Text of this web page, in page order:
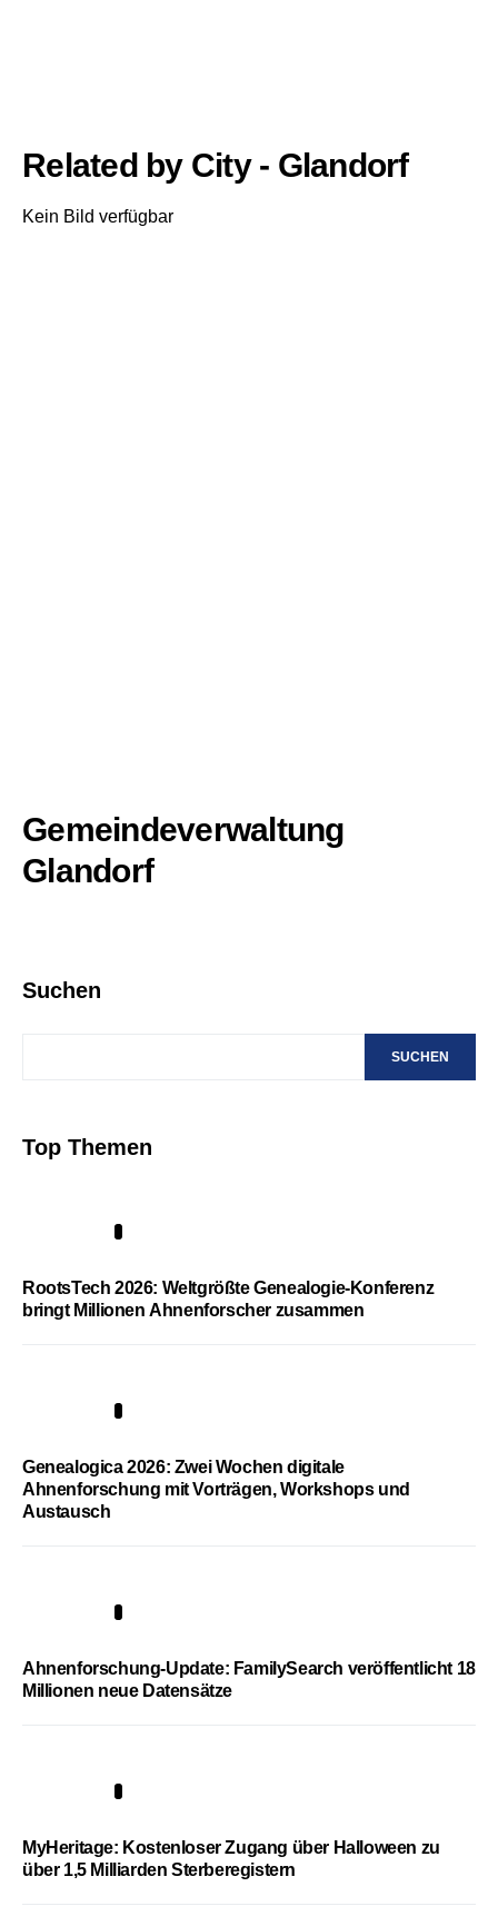
Related by City - Glandorf
Kein Bild verfügbar
Gemeindeverwaltung
Glandorf
Suchen
SUCHEN
Top Themen
RootsTech 2026: Weltgrößte Genealogie-Konferenz
bringt Millionen Ahnenforscher zusammen
Genealogica 2026: Zwei Wochen digitale
Ahnenforschung mit Vorträgen, Workshops und
Austausch
Ahnenforschung-Update: FamilySearch veröffentlicht 18
Millionen neue Datensätze
MyHeritage: Kostenloser Zugang über Halloween zu
über 1,5 Milliarden Sterberegistern